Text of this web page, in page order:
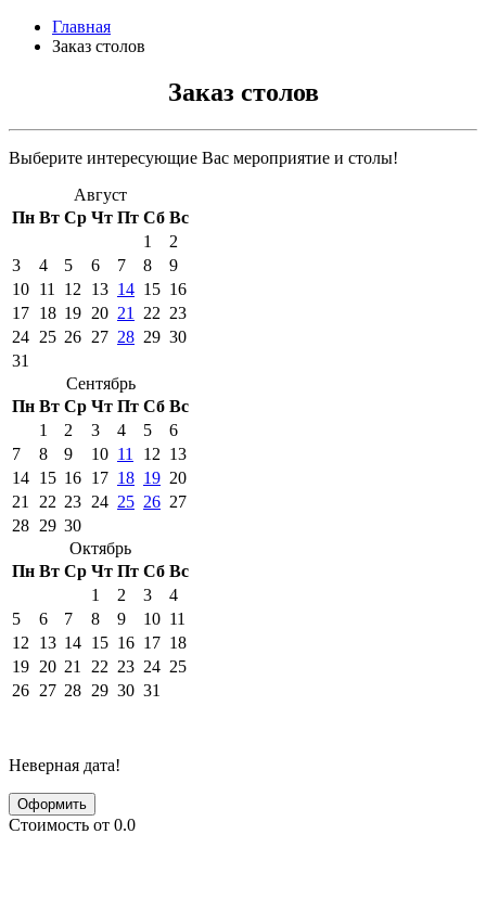
Главная
Заказ столов
Заказ столов
Выберите интересующие Вас мероприятие и столы!
Август
Пн Вт Ср Чт Пт Сб Вс
1
2
3
4 5 6 7 8
9
10 11 12 13 14 15 16
17 18 19 20 21 22 23
24 25 26 27 28 29 30
31
Сентябрь
Пн Вт Ср Чт Пт Сб Вс
1
2 3 4 5
6
7
8 9 10 11 12 13
14 15 16 17 18 19 20
21
22 23 24 25 26 27
28 29 30
Октябрь
Пн Вт Ср Чт Пт Сб Вс
1
2 3
4
5
6 7 8 9 10 11
12
13 14 15 16 17 18
19 20 21 22 23 24 25
26 27 28 29 30 31
Неверная дата!
Оформить
Стоимость от 0.0